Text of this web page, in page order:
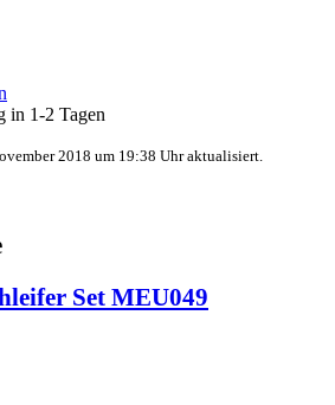
in 1-2 Tagen
2018 um 19:38 Uhr aktualisiert.
Set MEU049